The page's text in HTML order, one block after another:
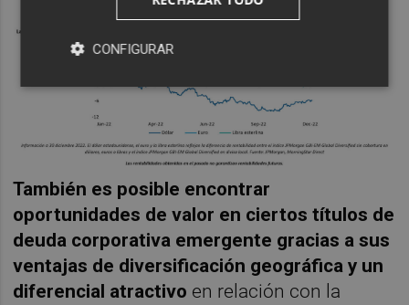
También es posible encontrar
oportunidades de valor en ciertos títulos de
deuda corporativa emergente gracias a sus
ventajas de diversificación geográfica y un
diferencial atractivo en relación con la
CONFIGURAR